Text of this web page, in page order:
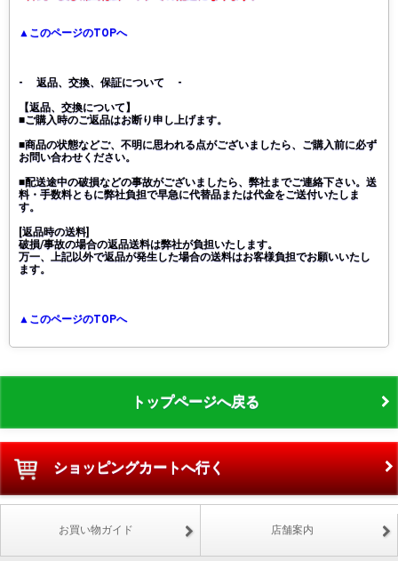
▲このページのTOPへ
- 返品、交換、保証について -
【返品、交換について】
■ご購入時のご返品はお断り申し上げます。
■商品の状態などご、不明に思われる点がございましたら、ご購入前に必ず
お問い合わせください。
■配送途中の破損などの事故がございましたら、弊社までご連絡下さい。送
料・手数料ともに弊社負担で早急に代替品または代金をご送付いたしま
す。
[返品時の送料]
破損/事故の場合の返品送料は弊社が負担いたします。
万一、上記以外で返品が発生した場合の送料はお客様負担でお願いいたし
ます。
▲このページのTOPへ
トップページへ戻る
ショッピングカートへ行く
お買い物ガイド 店舗案内